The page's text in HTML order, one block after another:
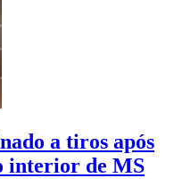
a tiros após
interior de MS